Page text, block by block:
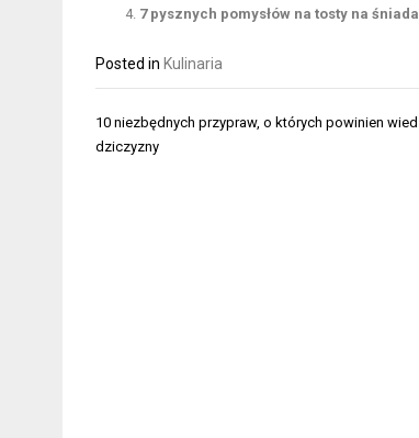
7 pysznych pomysłów na tosty na
Posted in Kulinaria
Nawigacja
wpisu
10 niezbędnych przypraw, o których powinien
dziczyzny